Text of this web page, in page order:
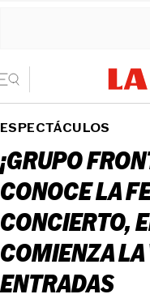
ESPECTÁCULOS
¡GRUPO
CONOCE LA
CONCIERTO,
COMIENZA LA
ENTRADAS